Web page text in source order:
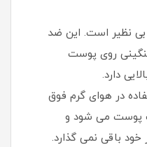
نظیر است. این ضد
روی پوست
دارد.
در هوای گرم فوق
پوست می شود و
باقی نمی گذارد.